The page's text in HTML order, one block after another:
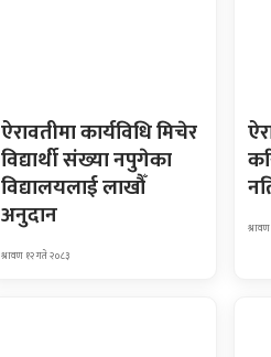
ऐरावतीमा कार्यविधि मिचेर
विद्यार्थी संख्या नपुगेका
विद्यालयलाई लाखौँ
अनुदान
श्रावण १२ गते २०८३